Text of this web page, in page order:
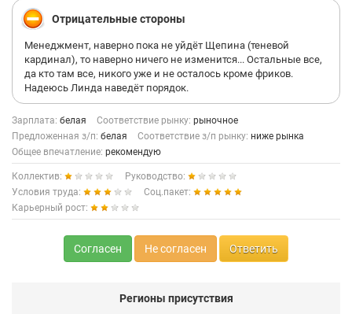
Отрицательные стороны
Менеджмент, наверно пока не уйдёт Щепина (теневой
кардинал), то наверно ничего не изменится... Остальные все,
да кто там все, никого уже и не осталось кроме фриков.
Надеюсь Линда наведёт порядок.
Зарплата: белая Соответствие рынку: рыночное
Предложенная з/п: белая Соответствие з/п рынку: ниже рынка
Общее впечатление: рекомендую
Коллектив:
Руководство:
Условия труда:
Соц.пакет:
Карьерный рост:
Согласен Не согласен Ответить
Регионы присутствия